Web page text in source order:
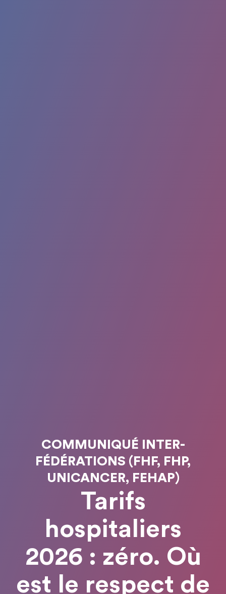
COMMUNIQUÉ INTER-
FÉDÉRATIONS (FHF, FHP,
UNICANCER, FEHAP)
Tarifs
hospitaliers
2026 : zéro. Où
est le respect de